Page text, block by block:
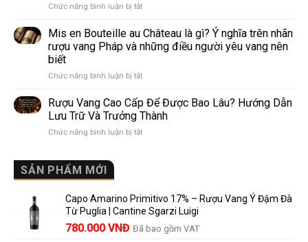
thế
Nhau
Thế
Nào?
10
So
Dễ
Hiểu
Người
Chức năng bình luận bị tắtở
và
Lalande
de
Điểm
khác
nhau
và
vì
lựa
chọn
đáng
Mis en Bouteille au Château là gì? Ý nghĩa trên nhãn
rượu vang Pháp và những điều người yêu vang nên
biết
Chức năng bình luận bị tắtở
en
Bouteille
au
Château
nhãn
rượu
vang
Rượu Vang Cao Cấp Để Được Bao Lâu? Hướng Dẫn
Lưu Trữ Và Trưởng Thành
Chức năng bình luận bị tắtở
Được
Bao
Lâu?
Hướng
SẢN PHẨM MỚI
Capo Amarino Primitivo 17% – Rượu Vang Ý Đậm Đà
Từ Puglia | Cantine Sgarzi Luigi
Giá
780.000 VNĐ Giá
Đã bao gồm VAT